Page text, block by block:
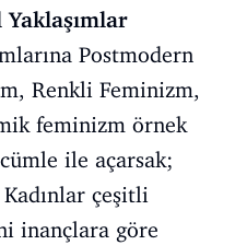
Postmodern
Renkli Feminizm,
feminizm örnek
ile açarsak;
Kadınlar çeşitli
inançlara göre